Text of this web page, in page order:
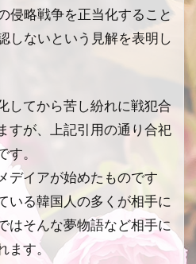
侵略戦争を正当化すること
しないという見解を表明し
してから苦し紛れに戦犯合
すが、上記引用の通り合祀
。
デイアが始めたものです
いる韓国人の多くが相手に
はそんな夢物語など相手に
ます。